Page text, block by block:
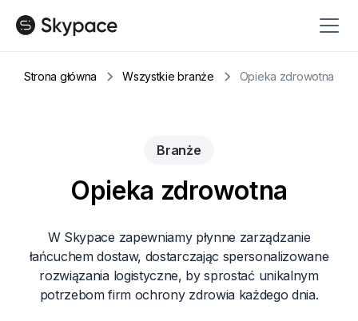
Strona główna Wszystkie branże Opieka zdrowotna
Branże
Opieka zdrowotna
W Skypace zapewniamy płynne zarządzanie
łańcuchem dostaw, dostarczając spersonalizowane
rozwiązania logistyczne, by sprostać unikalnym
potrzebom firm ochrony zdrowia każdego dnia.